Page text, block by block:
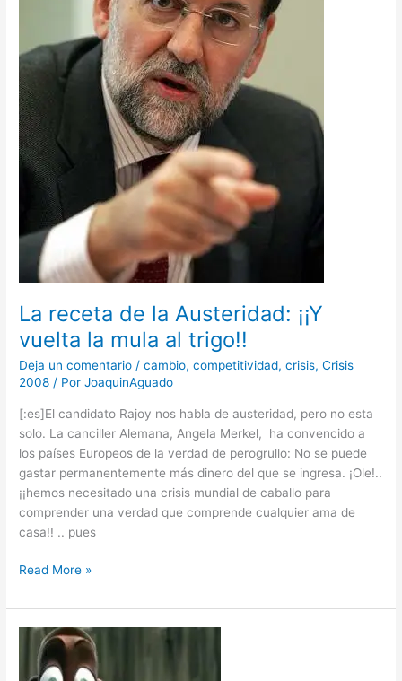
La receta de la Austeridad: ¡¡Y
vuelta la mula al trigo!!
Deja un comentario /cambio,competitividad,crisis,Crisis
2008 / PorJoaquinAguado
[:es]El candidato Rajoy nos habla de austeridad, pero no esta
solo. La canciller Alemana, Angela Merkel, ha convencido a
los países Europeos de la verdad de perogrullo: No se puede
gastar permanentemente más dinero del que se ingresa. ¡Ole!..
¡¡hemos necesitado una crisis mundial de caballo para
comprender una verdad que comprende cualquier ama de
casa!! .. pues
al
trigo!!
Read More »
cambio